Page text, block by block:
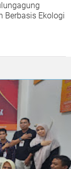
Berbasis Ekologi